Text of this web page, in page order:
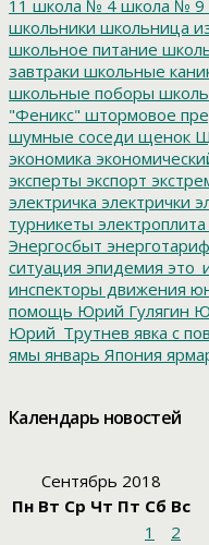
11 школа № 4 школа № 9
школьники школьница
школьное питание
завтраки школьные
школьные поборы
"Феникс" штормовое
шумные соседи щенок
экономика
эксперты экспорт
электричка электрички
турникеты электроплита
Энергосбыт
ситуация эпидемия
инспекторы движения
помощь Юрий Гулягин
Юрий_Трутнев явка с
ямы январь Япония
Календарь новостей
Сентябрь 2018
Пн Вт Ср Чт Пт Сб Вс
1
2